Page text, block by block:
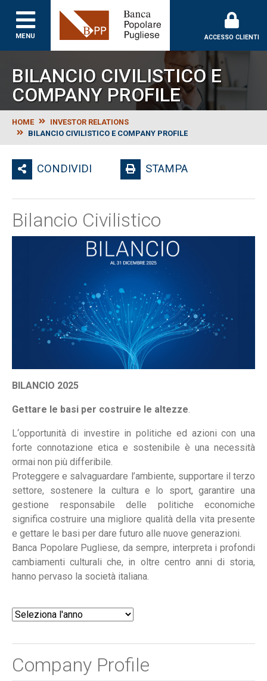
MENU
Banca Popolare
ACCESSO CLIENTI
BILANCIO CIVILISTICO E
COMPANY PROFILE
HOME
INVESTOR RELATIONS
BILANCIO CIVILISTICO E COMPANY PROFILE
CONDIVIDI STAMPA
Bilancio Civilistico
BILANCIO 2025
Gettare le basi per costruire le altezze.
L‘opportunità di investire in politiche ed azioni con una
forte connotazione etica e sostenibile è una necessità
ormai non più differibile.
Proteggere e salvaguardare l’ambiente, supportare il terzo
settore, sostenere la cultura e lo sport, garantire una
gestione responsabile delle politiche economiche
significa costruire una migliore qualità della vita presente
e gettare le basi per dare futuro alle nuove generazioni.
Banca Popolare Pugliese, da sempre, interpreta i profondi
cambiamenti culturali che, in oltre centro anni di storia,
hanno pervaso la società italiana.
Company Profile